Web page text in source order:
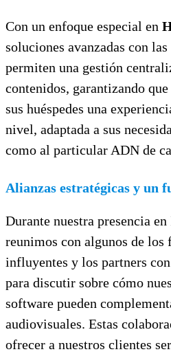
Con un enfoque especial en
soluciones avanzadas con
permiten una gestión
contenidos, garantizando
sus huéspedes una
nivel, adaptada a sus
como al particular ADN de
Alianzas estratégicas y un
Durante nuestra presencia
reunimos con algunos de los
influyentes y los partners
para discutir sobre cómo
software pueden
audiovisuales. Estas
ofrecer a nuestros clientes